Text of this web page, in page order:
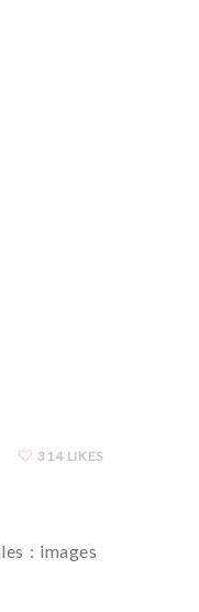
314 LIKES
: images